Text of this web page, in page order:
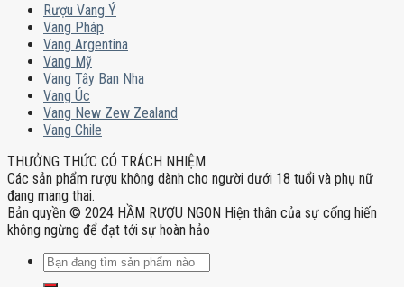
Rượu Vang Ý
Vang Pháp
Vang Argentina
Vang Mỹ
Vang Tây Ban Nha
Vang Úc
Vang New Zew Zealand
Vang Chile
THƯỞNG THỨC CÓ TRÁCH NHIỆM
Các sản phẩm rượu không dành cho người dưới 18 tuổi và phụ nữ
đang mang thai.
Bản quyền © 2024 HẦM RƯỢU NGON Hiện thân của sự cống hiến
không ngừng để đạt tới sự hoàn hảo
Tìm
kiếm: